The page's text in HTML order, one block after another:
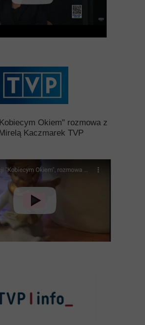
Okiem" rozmowa z
Kaczmarek TVP